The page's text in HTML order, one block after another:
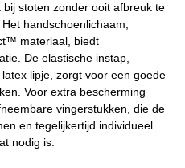
stoten zonder ooit afbreuk te
handschoenlichaam,
materiaal, biedt
De elastische instap,
lipje, zorgt voor een goede
Voor extra bescherming
vingerstukken, die de
en tegelijkertijd individueel
nodig is.